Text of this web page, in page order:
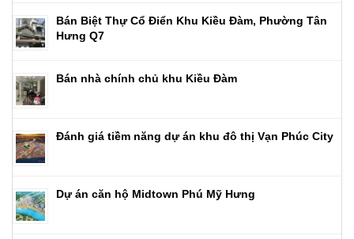
Bán Biệt Thự Cổ Điển Khu Kiều Đàm, Phường Tân
Hưng Q7
Bán nhà chính chủ khu Kiều Đàm
Đánh giá tiềm năng dự án khu đô thị Vạn Phúc City
Dự án căn hộ Midtown Phú Mỹ Hưng